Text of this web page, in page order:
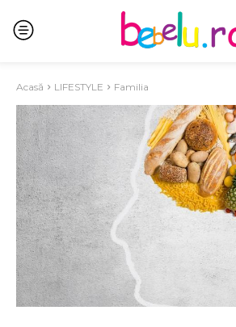
Acasă LIFESTYLE Familia